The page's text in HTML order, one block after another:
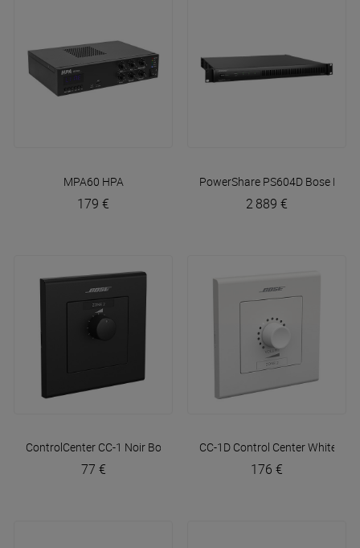
MPA60 HPA
179 €
PowerShare PS604D Bose
2 889 €
ControlCenter CC-1 Noir Bose Professional
77 €
CC-1D Control Center White
176 €